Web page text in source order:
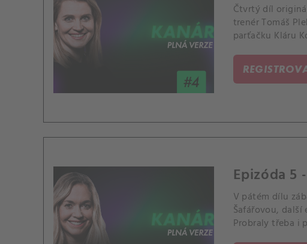
Čtvrtý díl
trenér Tomáš
parťačku Kláru
Epizóda 5
V pátém dílu
Šafářovou,
Probraly třeba i